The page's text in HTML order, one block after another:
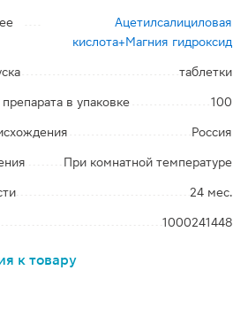
Ацетилсалициловая
кислота+Магния гидроксид
таблетки
в упаковке 100
Россия
При комнатной температуре
24 мес.
1000241448
к товару